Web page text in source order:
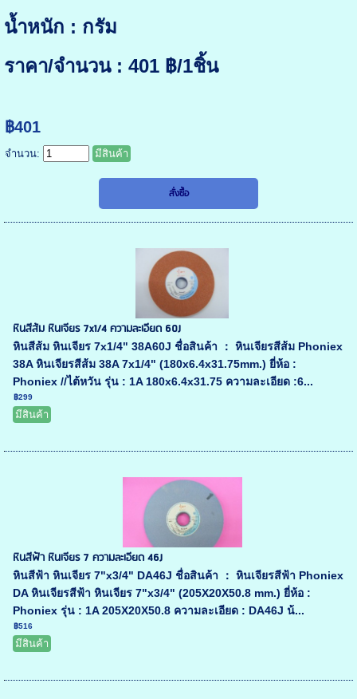
น้ำหนัก : กรัม
ราคา/จำนวน : 401 ฿/1ชิ้น
฿401
จำนวน: มีสินค้า
หินสีส้ม หินเจียร 7x1/4 ความละเอียด 60J
หินสีส้ม หินเจียร 7x1/4" 38A60J ชื่อสินค้า ： หินเจียรสีส้ม Phoniex
38A หินเจียรสีส้ม 38A 7x1/4" (180x6.4x31.75mm.) ยี่ห้อ :
Phoniex //ไต้หวัน รุ่น : 1A 180x6.4x31.75 ความละเอียด :6...
฿299
มีสินค้า
หินสีฟ้า หินเจียร 7 ความละเอียด 46J
หินสีฟ้า หินเจียร 7"x3/4" DA46J ชื่อสินค้า ： หินเจียรสีฟ้า Phoniex
DA หินเจียรสีฟ้า หินเจียร 7"x3/4" (205X20X50.8 mm.) ยี่ห้อ :
Phoniex รุ่น : 1A 205X20X50.8 ความละเอียด : DA46J น้...
฿516
มีสินค้า